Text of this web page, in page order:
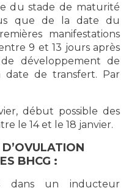
du stade de maturité
que de la date du
manifestations
9 et 13 jours après
développement de
date de transfert. Par
début possible des
le 14 et le 18 janvier.
BHCG :
dans un inducteur